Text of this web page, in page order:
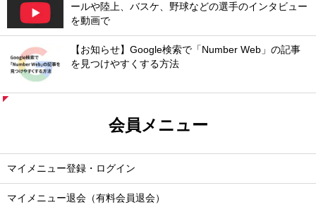
ールや陸上、バスケ、野球などの選手のインタビュー
を動画で
【お知らせ】Google検索で「Number Web」の記事
を見つけやすくする方法
会員メニュー
マイメニュー登録・ログイン
マイメニュー退会（有料会員退会）